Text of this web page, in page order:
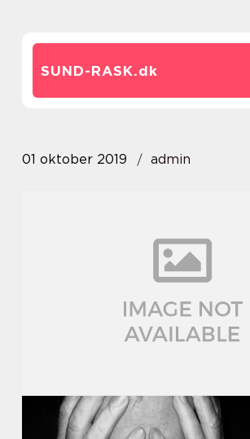
SUND-RASK.dk
01 oktober 2019 admin